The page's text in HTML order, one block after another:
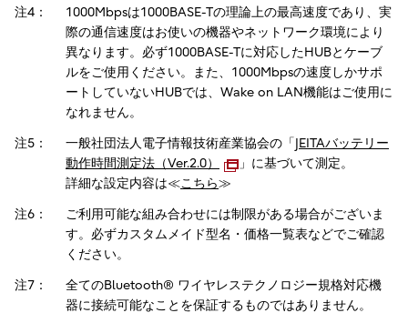
注4：
1000Mbpsは1000BASE-Tの理論上の最高速度であり、実
際の通信速度はお使いの機器やネットワーク環境により
異なります。必ず1000BASE-Tに対応したHUBとケーブ
ルをご使用ください。また、1000Mbpsの速度しかサポ
ートしていないHUBでは、Wake on LAN機能はご使用に
なれません。
注5：
一般社団法人電子情報技術産業協会の「JEITAバッテリー
動作時間測定法（Ver.2.0）
」に基づいて測定。
詳細な設定内容は≪こちら≫
注6：
ご利用可能な組み合わせには制限がある場合がございま
す。必ずカスタムメイド型名・価格一覧表などでご確認
ください。
注7：
全てのBluetooth® ワイヤレステクノロジー規格対応機
器に接続可能なことを保証するものではありません。